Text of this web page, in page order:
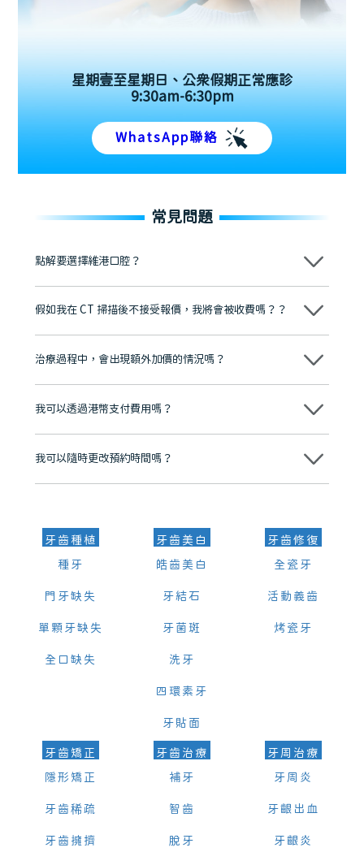
星期壹至星期日、公眾假期正常應診
9:30am-6:30pm
WhatsApp聯絡
常見問題
點解要選擇維港口腔？
維港口腔踐行「醫道濟世」的大學校訓，各分院匯聚來自香港、內地的
牌」、「2025香港企業領袖品牌」，是諾貝爾種植系統全球放心植牙中
至今已服務超過三十個國家和地區的顧客，受到粵港澳大灣區及周邊城
市市民極高的口碑評價及信任推薦 珠海、深圳設有八大分院，香港亦設
有咨詢及服務保障中心，有任何問題都可以隨時預約免費咨詢，讓人十
假如我在 CT 掃描後不接受報價，我將會被收費嗎？？
不會！只要未開始實際服務之前，你不會被收取任何費用。
治療過程中，會出現額外加價的情況嗎？
不會，治療前我們會詳細說明治療方案及對應的價錢，顧客同意並簽字
我可以透過港幣支付費用嗎？
可以。維港口腔會按照當日匯率轉算收取費用，而匯率會及時告知客人
我可以隨時更改預約時間嗎？
可以，請盡早通過wechat或whatsapp聯絡我們，告知我們你原本預約
牙齒種植
種牙
門牙缺失
單顆牙缺失
全口缺失
牙齒美白
皓齒美白
牙結石
牙菌斑
洗牙
四環素牙
牙貼面
牙齒修復
全瓷牙
活動義齒
烤瓷牙
牙齒矯正
隱形矯正
牙齒稀疏
牙齒擁擠
牙齒治療
補牙
智齒
脫牙
牙周治療
牙周炎
牙齦出血
牙齦炎